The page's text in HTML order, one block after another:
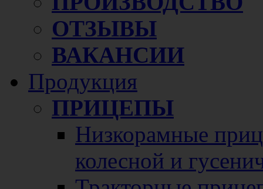
ОТЗЫВЫ
ВАКАНСИИ
Продукция
ПРИЦЕПЫ
Низкорамные
колесной и